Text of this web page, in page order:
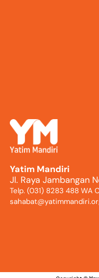
Yatim Mandiri
Jl. Raya Jambangan
Telp. (031) 8283 488 WA